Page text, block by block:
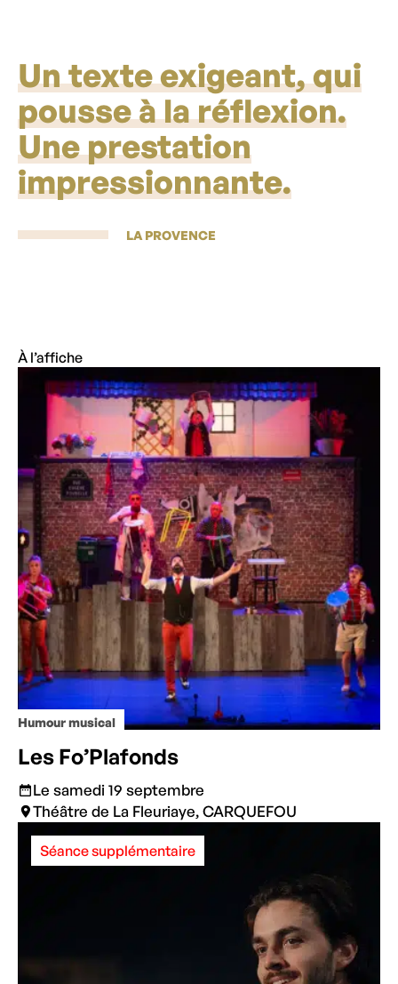
Un texte exigeant, qui
pousse à la réflexion.
Une prestation
impressionnante.
LA PROVENCE
À l’affiche
Humour musical
Les Fo’Plafonds
Le samedi 19 septembre
Théâtre de La Fleuriaye, CARQUEFOU
Séance supplémentaire